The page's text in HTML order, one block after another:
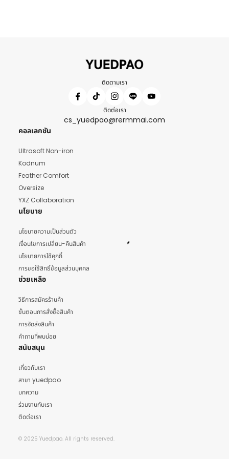
ติดตามเรา
ติดต่อเรา
cs_yuedpao@rermmai.com
คอลเลกชัน
Ultrasoft Non-iron
Kodnum
Feather Comfort
Oversize
YXZ Collaboration
นโยบาย
นโยบายความเป็นส่วนตัว
เงื่อนไขการเปลี่ยน-คืนสินค้า
นโยบายการใช้คุกกี้
การขอใช้สิทธิ์ข้อมูลส่วนบุคคล
ช่วยเหลือ
วิธีการสมัครร้านค้า
ขั้นตอนการสั่งซื้อสินค้า
การจัดส่งสินค้า
คำถามที่พบบ่อย
สนับสนุน
เกี่ยวกับเรา
สาขา yuedpao
บทความ
ร่วมงานกับเรา
ติดต่อเรา
© 2025 Yuedpao. All rights reserved.